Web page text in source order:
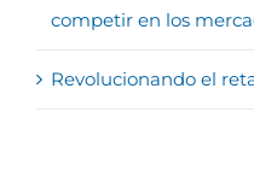
competir en los
Revolucionando el